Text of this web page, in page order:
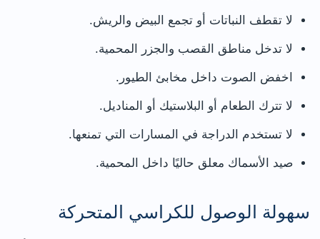
لا تقطف النباتات أو تجمع البيض والريش.
لا تدخل مناطق القصب والجزر المحمية.
اخفض الصوت داخل مخابئ الطيور.
لا تترك الطعام أو البلاستيك أو المناديل.
لا تستخدم الدراجة في المسارات التي تمنعها.
صيد الأسماك معلق حاليًا داخل المحمية.
سهولة الوصول للكراسي المتحركة